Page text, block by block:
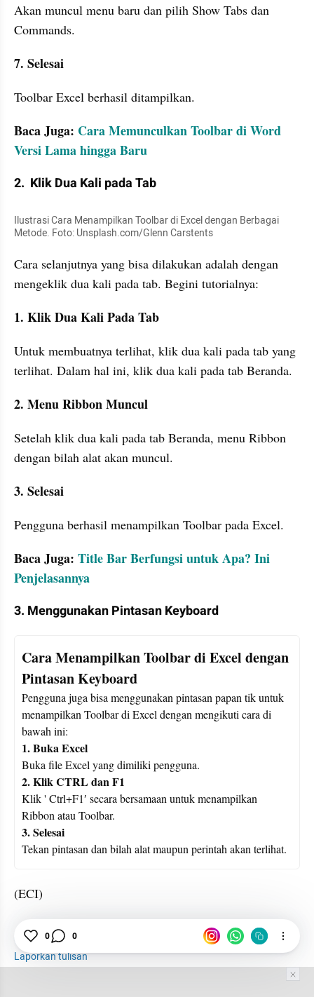
Akan muncul menu baru dan pilih Show Tabs dan
Commands.
7. Selesai
Toolbar Excel berhasil ditampilkan.
Baca Juga: Cara Memunculkan Toolbar di Word
Versi Lama hingga Baru
2.  Klik Dua Kali pada Tab
Ilustrasi Cara Menampilkan Toolbar di Excel dengan Berbagai
Metode. Foto: Unsplash.com/Glenn Carstents
Cara selanjutnya yang bisa dilakukan adalah dengan
mengeklik dua kali pada tab. Begini tutorialnya:
1. Klik Dua Kali Pada Tab
Untuk membuatnya terlihat, klik dua kali pada tab yang
terlihat. Dalam hal ini, klik dua kali pada tab Beranda.
2. Menu Ribbon Muncul
Setelah klik dua kali pada tab Beranda, menu Ribbon
dengan bilah alat akan muncul.
3. Selesai
Pengguna berhasil menampilkan Toolbar pada Excel.
Baca Juga: Title Bar Berfungsi untuk Apa? Ini
Penjelasannya
3. Menggunakan Pintasan Keyboard
Cara Menampilkan Toolbar di Excel dengan
Pintasan Keyboard
Pengguna juga bisa menggunakan pintasan papan tik untuk
menampilkan Toolbar di Excel dengan mengikuti cara di
bawah ini:
1. Buka Excel
Buka file Excel yang dimiliki pengguna.
2. Klik CTRL dan F1
Klik ' Ctrl+F1′ secara bersamaan untuk menampilkan
Ribbon atau Toolbar.
3. Selesai
Tekan pintasan dan bilah alat maupun perintah akan terlihat.
(ECI)
Excel Microsoft
Laporkan tulisan
0 0